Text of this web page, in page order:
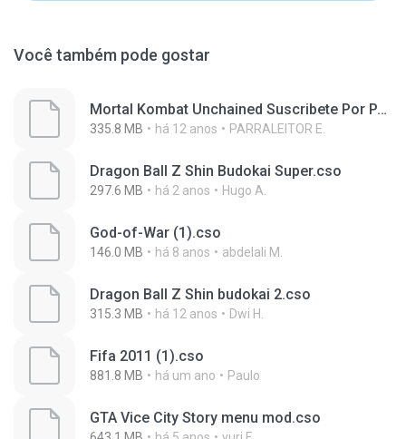
Você também pode gostar
Mortal Kombat Unchained Suscribete Por PARRALEITOR.cso
335.8 MB há 12 anos PARRALEITOR E.
Dragon Ball Z Shin Budokai Super.cso
297.6 MB há 2 anos Hugo A.
God-of-War (1).cso
146.0 MB há 8 anos abdelali M.
Dragon Ball Z Shin budokai 2.cso
315.3 MB há 12 anos Dwi H.
Fifa 2011 (1).cso
881.8 MB há um ano Paulo
GTA Vice City Story menu mod.cso